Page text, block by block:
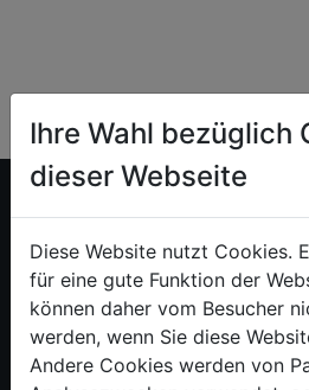
BESSER AUS TRADITION
F. Dick ist der weltweit einzige
Ihre Wahl bezüglich
dieser Webseite
Diese Website nutzt Cookies.
für eine gute Funktion der
können daher vom Besucher
werden, wenn Sie diese
Andere Cookies werden von